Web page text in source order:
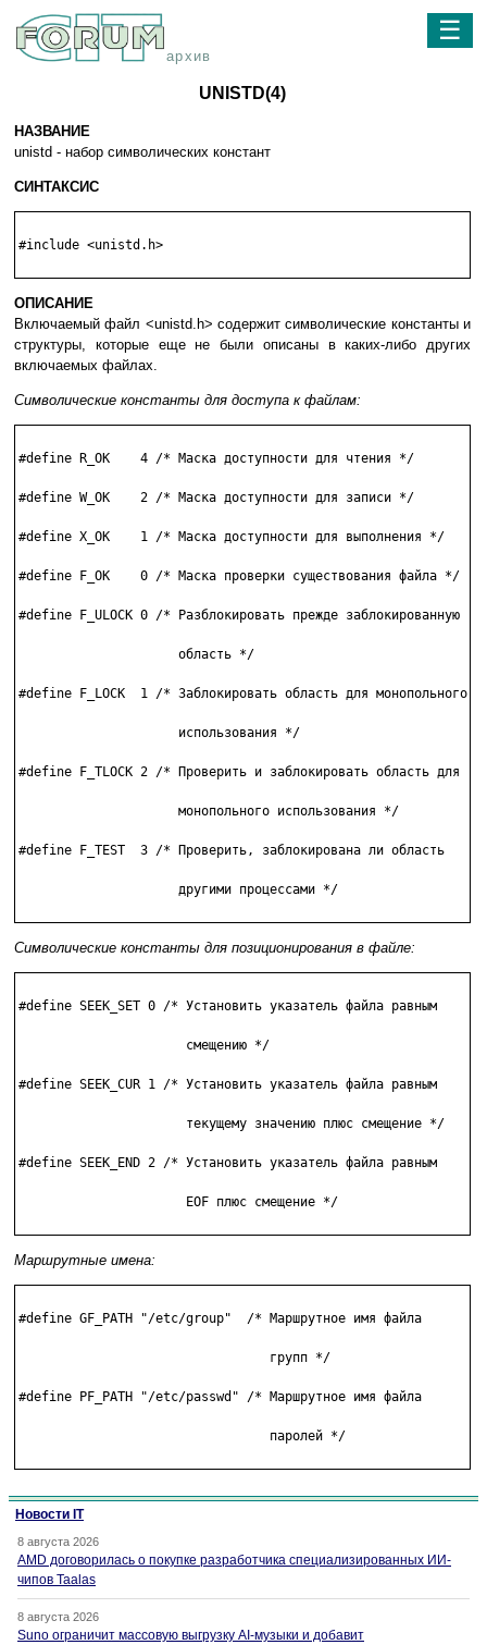
архив
☰
UNISTD(4)
НАЗВАНИЕ
unistd - набор символических констант
СИНТАКСИС
#include <unistd.h>
ОПИСАНИЕ
Включаемый файл <unistd.h> содержит символические константы и
структуры, которые еще не были описаны в каких-либо других
включаемых файлах.
Символические константы для доступа к файлам:
#define R_OK    4 /* Маска доступности для чтения */
#define W_OK    2 /* Маска доступности для записи */
#define X_OK    1 /* Маска доступности для выполнения */
#define F_OK    0 /* Маска проверки существования файла */
#define F_ULOCK 0 /* Разблокировать прежде заблокированную
                     область */
#define F_LOCK  1 /* Заблокировать область для монопольного
                     использования */
#define F_TLOCK 2 /* Проверить и заблокировать область для
                     монопольного использования */
#define F_TEST  3 /* Проверить, заблокирована ли область
                     другими процессами */
Символические константы для позиционирования в файле:
#define SEEK_SET 0 /* Установить указатель файла равным
                      смещению */
#define SEEK_CUR 1 /* Установить указатель файла равным
                      текущему значению плюс смещение */
#define SEEK_END 2 /* Установить указатель файла равным
                      EOF плюс смещение */
Маршрутные имена:
#define GF_PATH "/etc/group"  /* Маршрутное имя файла
                                 групп */
#define PF_PATH "/etc/passwd" /* Маршрутное имя файла
                                 паролей */
Новости IT
8 августа 2026
AMD договорилась о покупке разработчика специализированных ИИ-
чипов Taalas
8 августа 2026
Suno ограничит массовую выгрузку AI-музыки и добавит